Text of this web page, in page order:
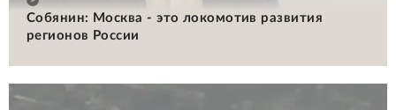
Собянин: Москва - это локомотив развития
регионов России